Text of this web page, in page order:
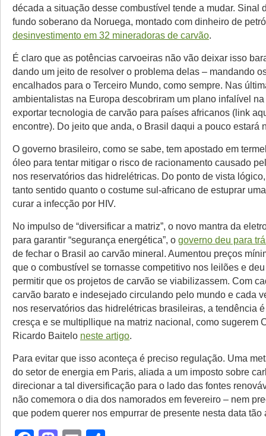
década a situação desse combustível tende a mudar. Sinal
fundo soberano da Noruega, montado com dinheiro de
desinvestimento em 32 mineradoras de carvão.
É claro que as potências carvoeiras não vão deixar isso
dando um jeito de resolver o problema delas – mandando
encalhados para o Terceiro Mundo, como sempre. Nas
ambientalistas na Europa descobriram um plano infalível
exportar tecnologia de carvão para países africanos (link
encontre). Do jeito que anda, o Brasil daqui a pouco estará
O governo brasileiro, como se sabe, tem apostado em
óleo para tentar mitigar o risco de racionamento causado
nos reservatórios das hidrelétricas. Do ponto de vista
tanto sentido quanto o costume sul-africano de estuprar
curar a infecção por HIV.
No impulso de “diversificar a matriz”, o novo mantra da
para garantir “segurança energética”, o governo deu para
de fechar o Brasil ao carvão mineral. Aumentou preços
que o combustível se tornasse competitivo nos leilões e
permitir que os projetos de carvão se viabilizassem. Com
carvão barato e indesejado circulando pelo mundo e cada
nos reservatórios das hidrelétricas brasileiras, a tendência
cresça e se multipllique na matriz nacional, como sugerem
Ricardo Baitelo neste artigo.
Para evitar que isso aconteça é preciso regulação. Uma
do setor de energia em Paris, aliada a um imposto sobre
direcionar a tal diversificação para o lado das fontes
não comemora o dia dos namorados em fevereiro – nem
que podem querer nos empurrar de presente nesta data tão